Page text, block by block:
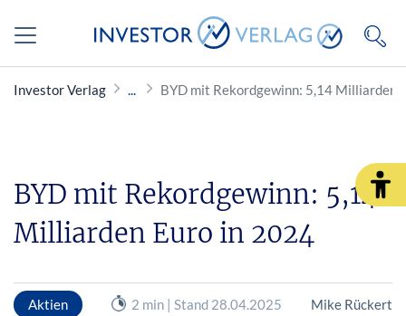
Investor Verlag BYD mit Rekordgewinn: 5,14 Milliarden
BYD mit Rekordgewinn: 5,14
Milliarden Euro in 2024
Aktien 2 min | Stand 28.04.2025 Mike Rückert